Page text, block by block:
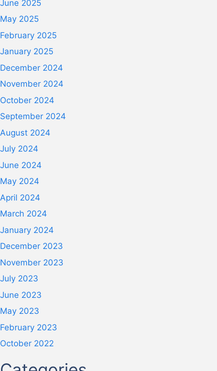
June 2025
May 2025
February 2025
January 2025
December 2024
November 2024
October 2024
September 2024
August 2024
July 2024
June 2024
May 2024
April 2024
March 2024
January 2024
December 2023
November 2023
July 2023
June 2023
May 2023
February 2023
October 2022